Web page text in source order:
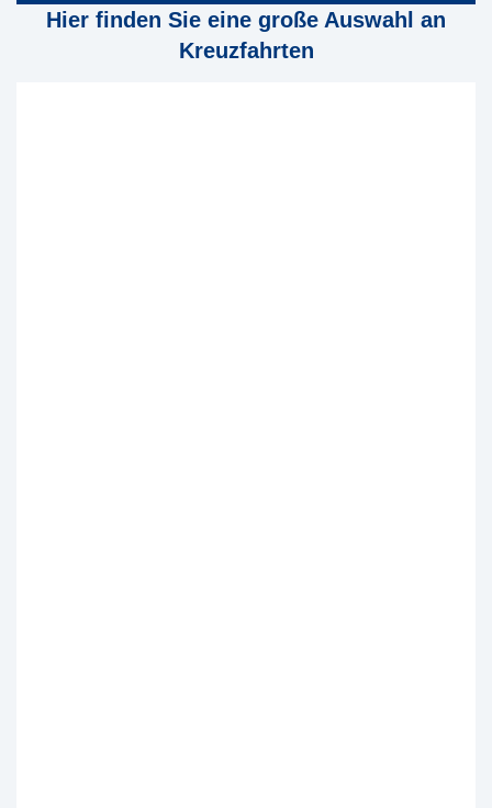
Hier finden Sie eine große Auswahl an
Kreuzfahrten